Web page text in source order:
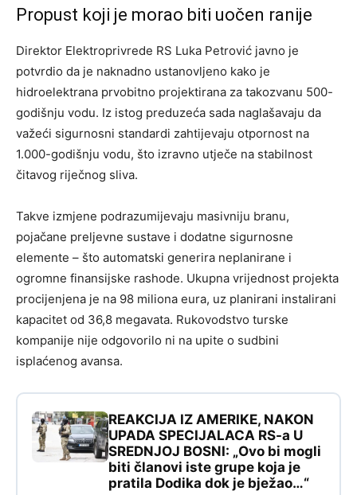
Propust koji je morao biti uočen ranije
Direktor Elektroprivrede RS Luka Petrović javno je
potvrdio da je naknadno ustanovljeno kako je
hidroelektrana prvobitno projektirana za takozvanu 500-
godišnju vodu. Iz istog preduzeća sada naglašavaju da
važeći sigurnosni standardi zahtijevaju otpornost na
1.000-godišnju vodu, što izravno utječe na stabilnost
čitavog riječnog sliva.
Takve izmjene podrazumijevaju masivniju branu,
pojačane preljevne sustave i dodatne sigurnosne
elemente – što automatski generira neplanirane i
ogromne finansijske rashode. Ukupna vrijednost projekta
procijenjena je na 98 miliona eura, uz planirani instalirani
kapacitet od 36,8 megavata. Rukovodstvo turske
kompanije nije odgovorilo ni na upite o sudbini
isplaćenog avansa.
REAKCIJA IZ AMERIKE, NAKON
UPADA SPECIJALACA RS-a U
SREDNJOJ BOSNI: „Ovo bi mogli
biti članovi iste grupe koja je
pratila Dodika dok je bježao…“